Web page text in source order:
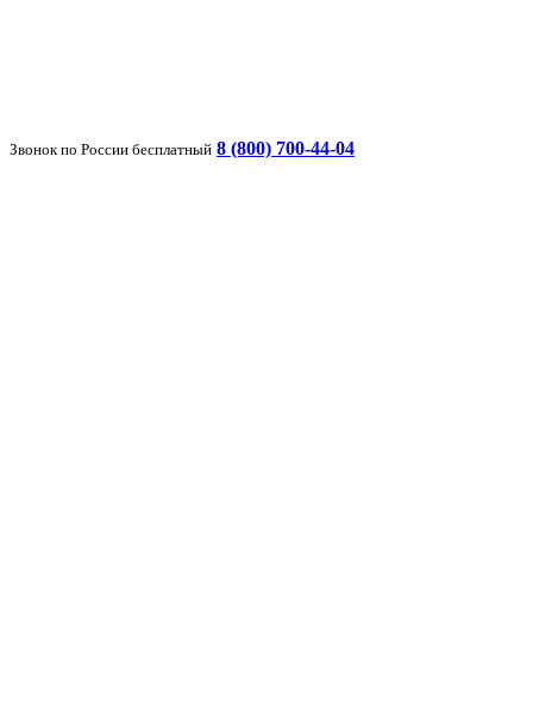
Звонок по России бесплатный 8 (800) 700-44-04